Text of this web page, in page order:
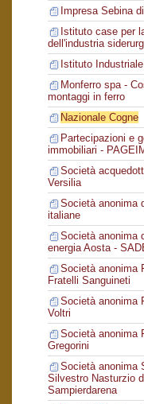
Impresa Sebina
Istituto case per
dell'industria
Istituto
Monferro spa -
montaggi in ferro
Nazionale Cogne
Partecipazioni e
immobiliari -
Società
Versilia
Società anonima
italiane
Società anonima
energia Aosta -
Società anonima
Fratelli Sanguineti
Società anonima
Voltri
Società anonima
Gregorini
Società anonima
Silvestro Nasturzio
Sampierdarena